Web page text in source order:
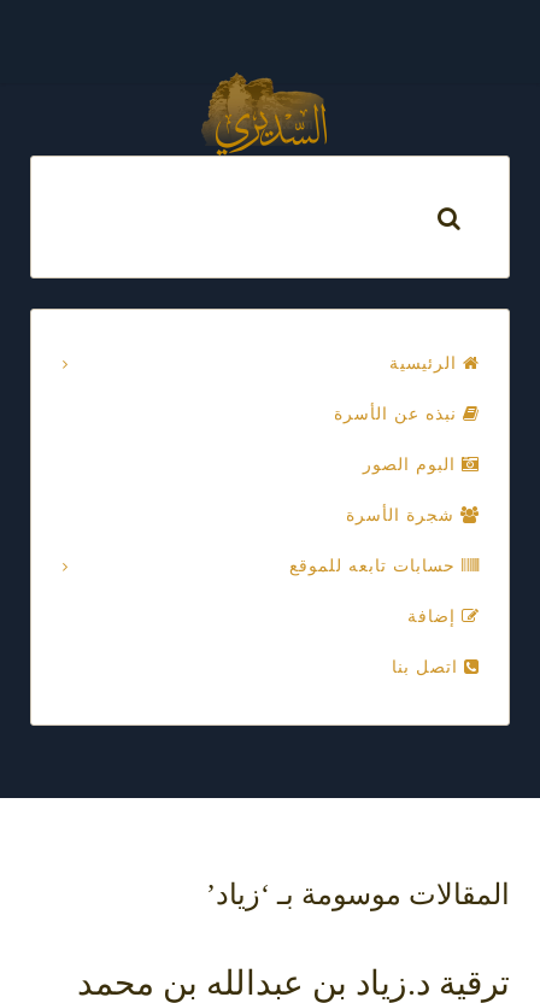
الرئيسية
نبذه عن الأسرة
البوم الصور
شجرة الأسرة
حسابات تابعه للموقع
إضافة
اتصل بنا
المقالات موسومة بـ ‘زياد’
ترقية د.زياد بن عبدالله بن محمد